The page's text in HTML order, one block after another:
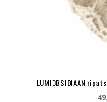
LUMIOBSIDIAAN